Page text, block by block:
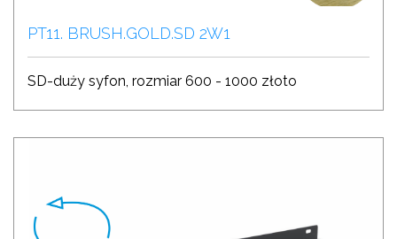
PT11. BRUSH.GOLD.SD 2W1
SD-duży syfon, rozmiar 600 - 1000 złoto